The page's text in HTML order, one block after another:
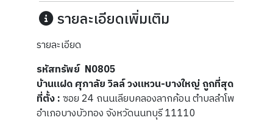
รายละเอียดเพิ่มเติม
รายละเอียด
รหัสทรัพย์ N0805
บ้านแฝด ศุภาลัย วิลล์ วงแหวน-บางใหญ่ ถูกที่สุด
ที่ตั้ง :ซอย 24 ถนนเลียบคลองลากค้อน ตำบลลำโพ
อำเภอบางบัวทอง จังหวัดนนทบุรี 11110